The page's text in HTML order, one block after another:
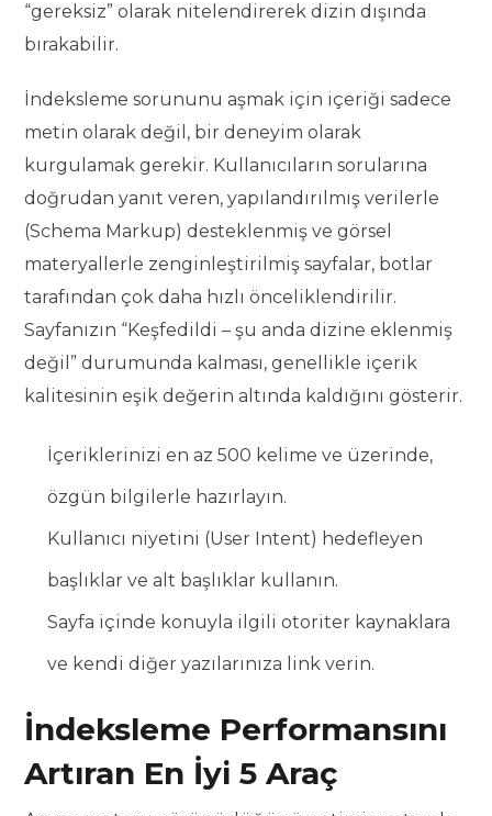
“gereksiz” olarak nitelendirerek dizin dışında
bırakabilir.
İndeksleme sorununu aşmak için içeriği sadece
metin olarak değil, bir deneyim olarak
kurgulamak gerekir. Kullanıcıların sorularına
doğrudan yanıt veren, yapılandırılmış verilerle
(Schema Markup) desteklenmiş ve görsel
materyallerle zenginleştirilmiş sayfalar, botlar
tarafından çok daha hızlı önceliklendirilir.
Sayfanızın “Keşfedildi – şu anda dizine eklenmiş
değil” durumunda kalması, genellikle içerik
kalitesinin eşik değerin altında kaldığını gösterir.
İçeriklerinizi en az 500 kelime ve üzerinde,
özgün bilgilerle hazırlayın.
Kullanıcı niyetini (User Intent) hedefleyen
başlıklar ve alt başlıklar kullanın.
Sayfa içinde konuyla ilgili otoriter kaynaklara
ve kendi diğer yazılarınıza link verin.
İndeksleme Performansını
Artıran En İyi 5 Araç